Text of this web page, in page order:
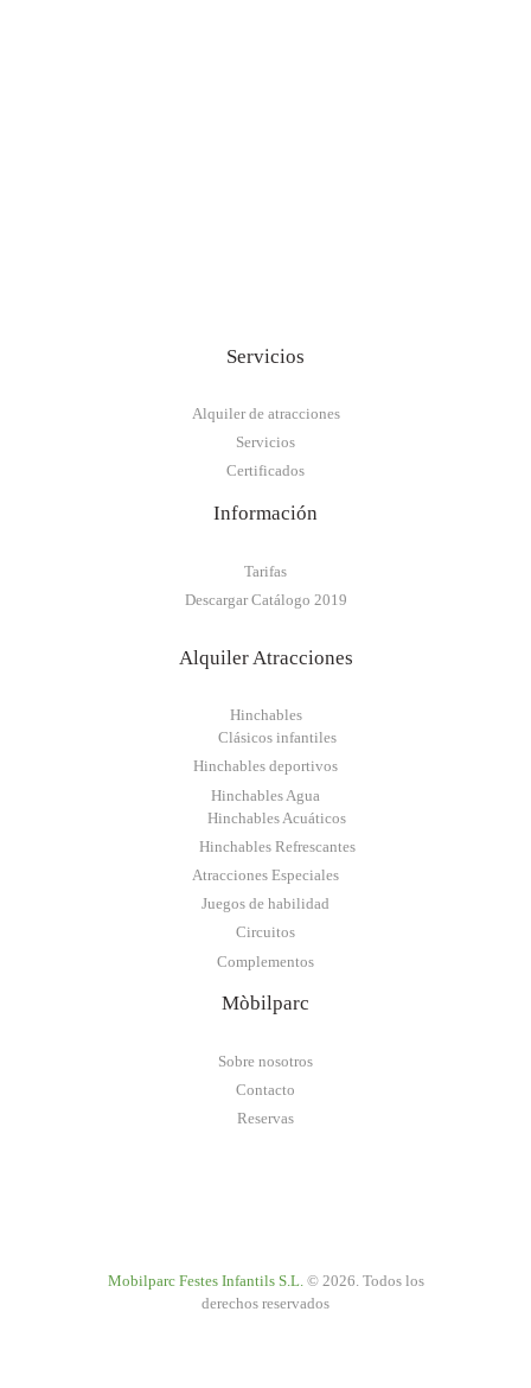
Servicios
Alquiler de atracciones
Servicios
Certificados
Información
Tarifas
Descargar Catálogo 2019
Alquiler Atracciones
Hinchables
Clásicos infantiles
Hinchables deportivos
Hinchables Agua
Hinchables Acuáticos
Hinchables Refrescantes
Atracciones Especiales
Juegos de habilidad
Circuitos
Complementos
Mòbilparc
Sobre nosotros
Contacto
Reservas
Mobilparc Festes Infantils S.L.© 2026. Todos los
derechos reservados